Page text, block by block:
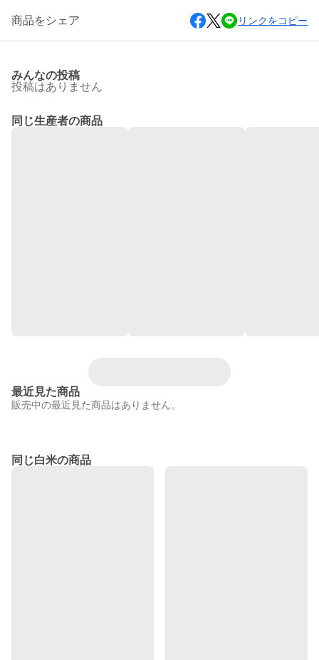
商品をシェア リンクをコピー
みんなの投稿
投稿はありません
同じ生産者の商品
最近見た商品
販売中の最近見た商品はありません。
同じ白米の商品